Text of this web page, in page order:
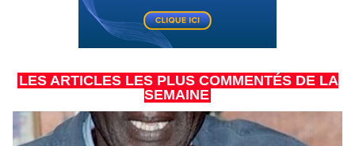
LES ARTICLES LES PLUS COMMENTÉS DE LA
SEMAINE